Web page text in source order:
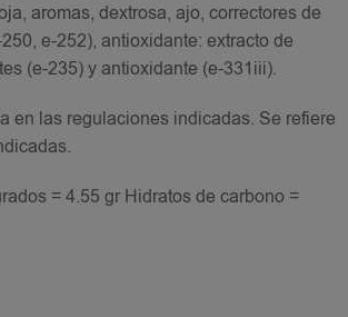
aromas, dextrosa, ajo, correctores de
e-252), antioxidante: extracto de
(e-235) y antioxidante (e-331iii).
en las regulaciones indicadas. Se refiere
= 4.55 gr Hidratos de carbono =